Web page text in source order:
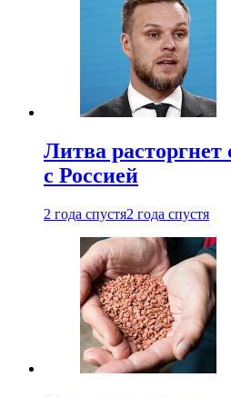
Литва расторгнет
с Россией
2 года спустя2 года спустя